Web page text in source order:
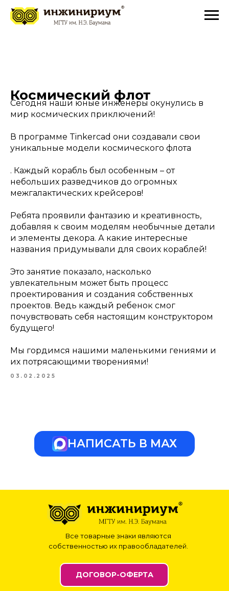
Космический флот
Сегодня наши юные инженеры окунулись в
мир космических приключений!
В программе Tinkercad они создавали свои
уникальные модели космического флота
. Каждый корабль был особенным – от
небольших разведчиков до огромных
межгалактических крейсеров!
Ребята проявили фантазию и креативность,
добавляя к своим моделям необычные детали
и элементы декора. А какие интересные
названия придумывали для своих кораблей!
Это занятие показало, насколько
увлекательным может быть процесс
проектирования и создания собственных
проектов. Ведь каждый ребенок смог
почувствовать себя настоящим конструктором
будущего!
Мы гордимся нашими маленькими гениями и
их потрясающими творениями!
03.02.2025
НАПИСАТЬ В МАХ
Все товарные знаки являются
собственностью их правообладателей.
ДОГОВОР-ОФЕРТА